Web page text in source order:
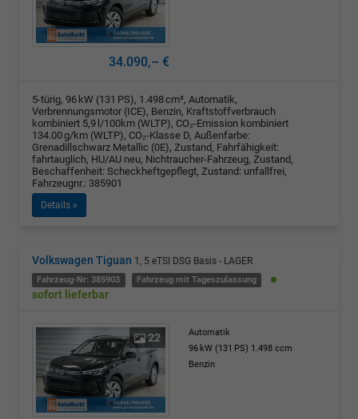
34.090,– €
5-türig, 96 kW (131 PS), 1.498 cm³, Automatik,
Verbrennungsmotor (ICE), Benzin, Kraftstoffverbrauch
kombiniert 5,9 l/100km (WLTP), CO₂-Emission kombiniert
134.00 g/km (WLTP), CO₂-Klasse D, Außenfarbe:
Grenadillschwarz Metallic (0E), Zustand, Fahrfähigkeit:
fahrtauglich, HU/AU neu, Nichtraucher-Fahrzeug, Zustand,
Beschaffenheit: Scheckheftgepflegt, Zustand: unfallfrei,
Fahrzeugnr.: 385901
Details »
Volkswagen Tiguan 1, 5 eTSI DSG Basis - LAGER
Fahrzeug-Nr: 385903 Fahrzeug mit Tageszulassung
sofort lieferbar
22
Automatik
96 kW (131 PS) 1.498 ccm
Benzin